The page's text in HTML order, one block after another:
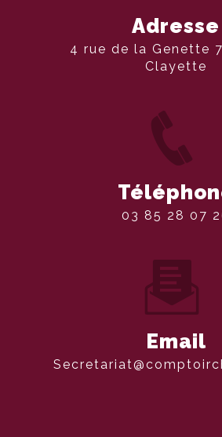
Adresse
4 rue de la Genette 71800 La
Clayette
03 85 28 07
Email